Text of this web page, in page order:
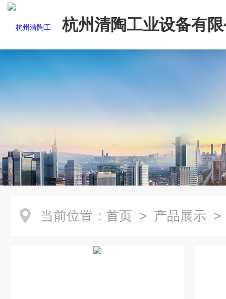
杭州清陶工业设备有
当前位置： 首页 > 产品展示